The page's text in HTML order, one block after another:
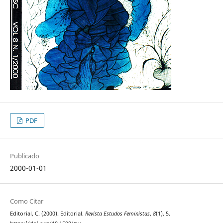
PDF
Publicado
2000-01-01
Como Citar
Editorial, C. (2000). Editorial. Revista Estudos Feministas, 8(1), 5.